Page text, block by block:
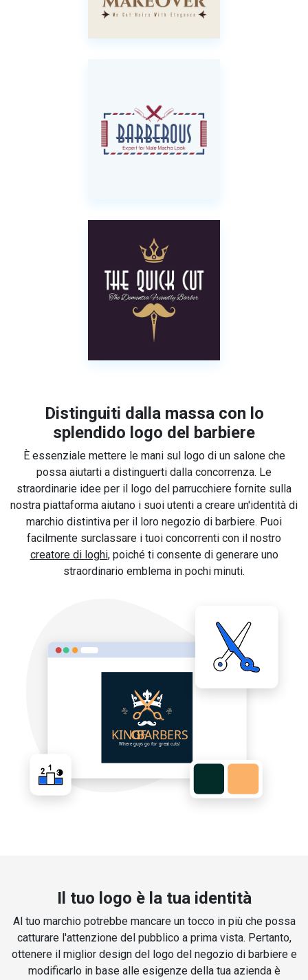
Distinguiti dalla massa con lo
splendido logo del barbiere
È essenziale mettere le mani sul logo di un salone che
possa aiutarti a distinguerti dalla concorrenza. Le
straordinarie idee per il logo del parrucchiere fornite sulla
nostra piattaforma aiutano i suoi utenti a creare un'identità di
marchio distintiva per il loro negozio di barbiere. Puoi
facilmente surclassare i tuoi concorrenti con il nostro
creatore di loghi, poiché ti consente di generare uno
straordinario emblema in pochi minuti.
Il tuo logo è la tua identità
Al tuo marchio potrebbe mancare un tocco in più che possa
catturare l'attenzione del pubblico a prima vista. Pertanto,
ottenere il miglior design del logo del negozio di barbiere e
modificarlo in base alle esigenze della tua azienda è